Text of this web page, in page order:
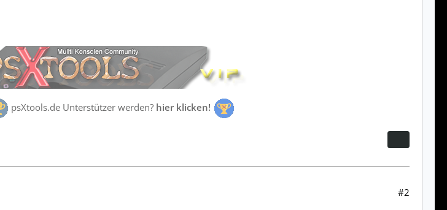
psXtools.de Unterstützer werden? hier klicken!
#2